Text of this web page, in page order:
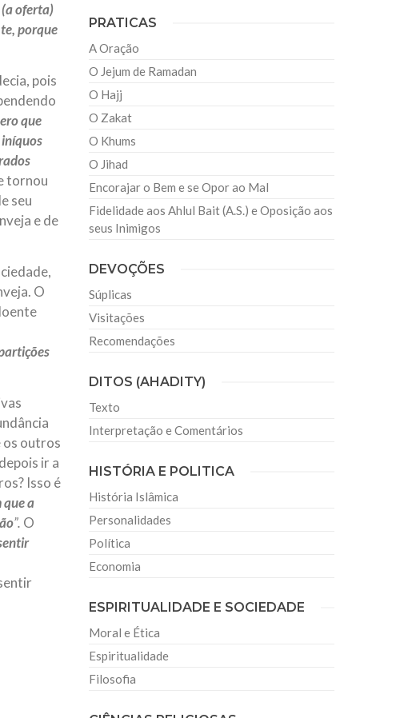
oferta)
porque
pois
que
iníquos
tornou
seu
e de
O
os outros
ir a
Isso é
que a
”. O
PRATICAS
A Oração
O Jejum de Ramadan
O Hajj
O Zakat
O Khums
O Jihad
Encorajar o Bem e se Opor ao Mal
Fidelidade aos Ahlul Bait (A.S.) e Oposição aos
seus Inimigos
DEVOÇÕES
Súplicas
Visitações
Recomendações
DITOS (AHADITY)
Texto
Interpretação e Comentários
HISTÓRIA E POLITICA
História Islâmica
Personalidades
Política
Economia
ESPIRITUALIDADE E SOCIEDADE
Moral e Ética
Espiritualidade
Filosofia